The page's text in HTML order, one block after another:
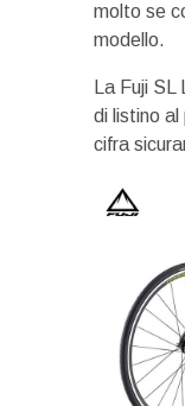
molto se
modello.
La Fuji SL
di listino al
cifra